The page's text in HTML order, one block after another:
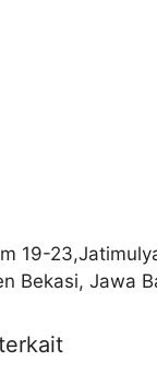
19-
Bekasi, Jawa